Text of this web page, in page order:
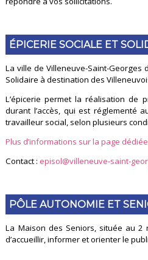
ÉPICERIE SOCIALE ET
La ville de Villeneuve-Saint-Georges
Solidaire à destination des
L’épicerie permet la réalisation de
durant l’accès, qui est réglementé
travailleur social, selon plusieurs
Plus d’informations sur la page dédiée
Contact : episol@villeneuve-saint-
PÔLE AUTONOMIE ET
La Maison des Seniors, située au 2
d’accueillir, informer et orienter le